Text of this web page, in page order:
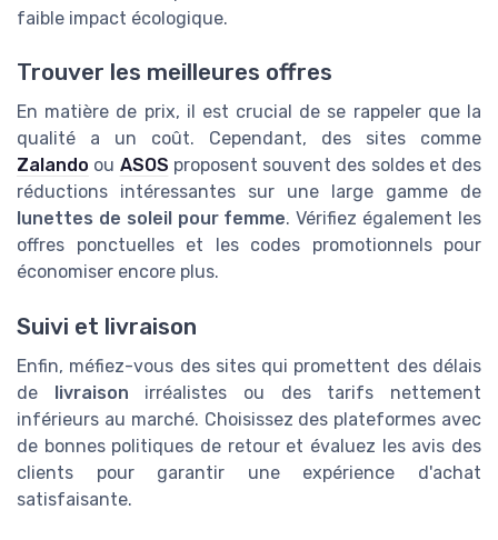
faible impact écologique.
Trouver les meilleures offres
En matière de prix, il est crucial de se rappeler que la
qualité a un coût. Cependant, des sites comme
Zalando ou ASOS proposent souvent des soldes et des
réductions intéressantes sur une large gamme de
lunettes de soleil pour femme. Vérifiez également les
offres ponctuelles et les codes promotionnels pour
économiser encore plus.
Suivi et livraison
Enfin, méfiez-vous des sites qui promettent des délais
de livraison irréalistes ou des tarifs nettement
inférieurs au marché. Choisissez des plateformes avec
de bonnes politiques de retour et évaluez les avis des
clients pour garantir une expérience d'achat
satisfaisante.